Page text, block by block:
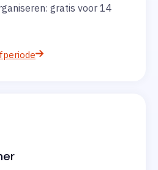
gratis voor 14